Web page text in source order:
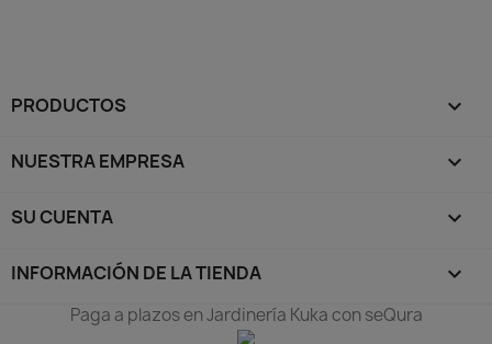
PRODUCTOS 
NUESTRA EMPRESA 
SU CUENTA 
INFORMACIÓN DE LA TIENDA keyboard_arrow_down
Paga a plazos en Jardinería Kuka con seQura